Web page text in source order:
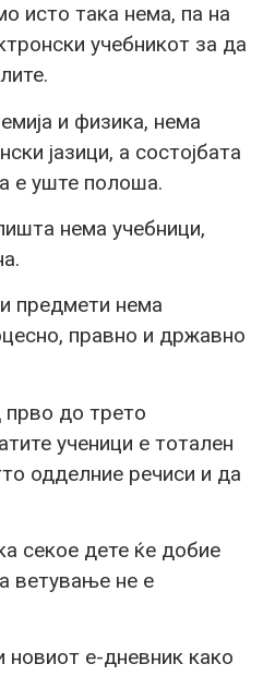
исто така нема, па на
учебникот за да
и физика, нема
јазици, а состојбата
е уште полоша.
нема учебници,
предмети нема
правно и државно
до трето
ученици е тотален
одделние речиси и да
секое дете ќе добие
ветување не е
новиот е-дневник како